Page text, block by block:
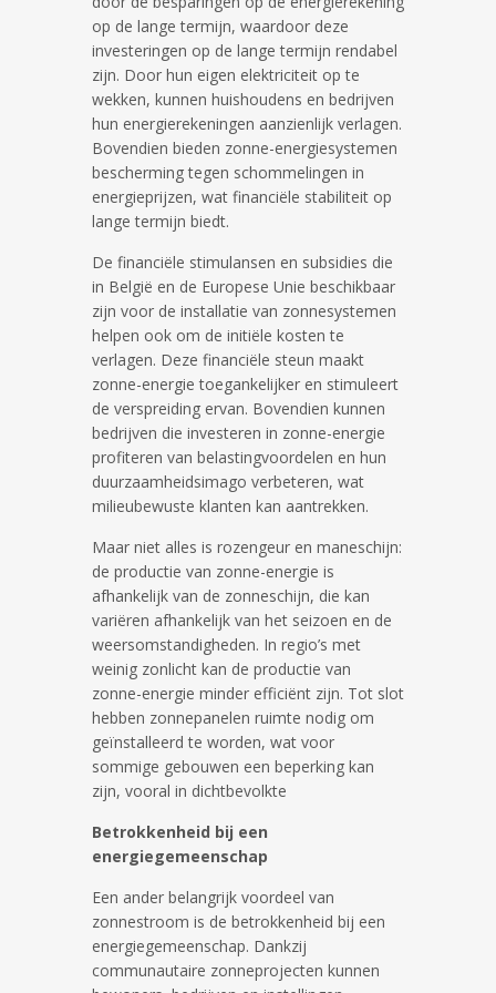
op de lange termijn, waardoor deze
investeringen op de lange termijn rendabel
zijn. Door hun eigen elektriciteit op te
wekken, kunnen huishoudens en bedrijven
hun energierekeningen aanzienlijk verlagen.
Bovendien bieden zonne-energiesystemen
bescherming tegen schommelingen in
energieprijzen, wat financiële stabiliteit op
lange termijn biedt.
De financiële stimulansen en subsidies die
in België en de Europese Unie beschikbaar
zijn voor de installatie van zonnesystemen
helpen ook om de initiële kosten te
verlagen. Deze financiële steun maakt
zonne-energie toegankelijker en stimuleert
de verspreiding ervan. Bovendien kunnen
bedrijven die investeren in zonne-energie
profiteren van belastingvoordelen en hun
duurzaamheidsimago verbeteren, wat
milieubewuste klanten kan aantrekken.
Maar niet alles is rozengeur en maneschijn:
de productie van zonne-energie is
afhankelijk van de zonneschijn, die kan
variëren afhankelijk van het seizoen en de
weersomstandigheden. In regio’s met
weinig zonlicht kan de productie van
zonne-energie minder efficiënt zijn. Tot slot
hebben zonnepanelen ruimte nodig om
geïnstalleerd te worden, wat voor
sommige gebouwen een beperking kan
zijn, vooral in dichtbevolkte
Betrokkenheid bij een
energiegemeenschap
Een ander belangrijk voordeel van
zonnestroom is de betrokkenheid bij een
energiegemeenschap. Dankzij
communautaire zonneprojecten kunnen